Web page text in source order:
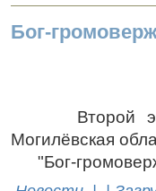
Бог-
Второй этап
Могилёвская
"Бог-